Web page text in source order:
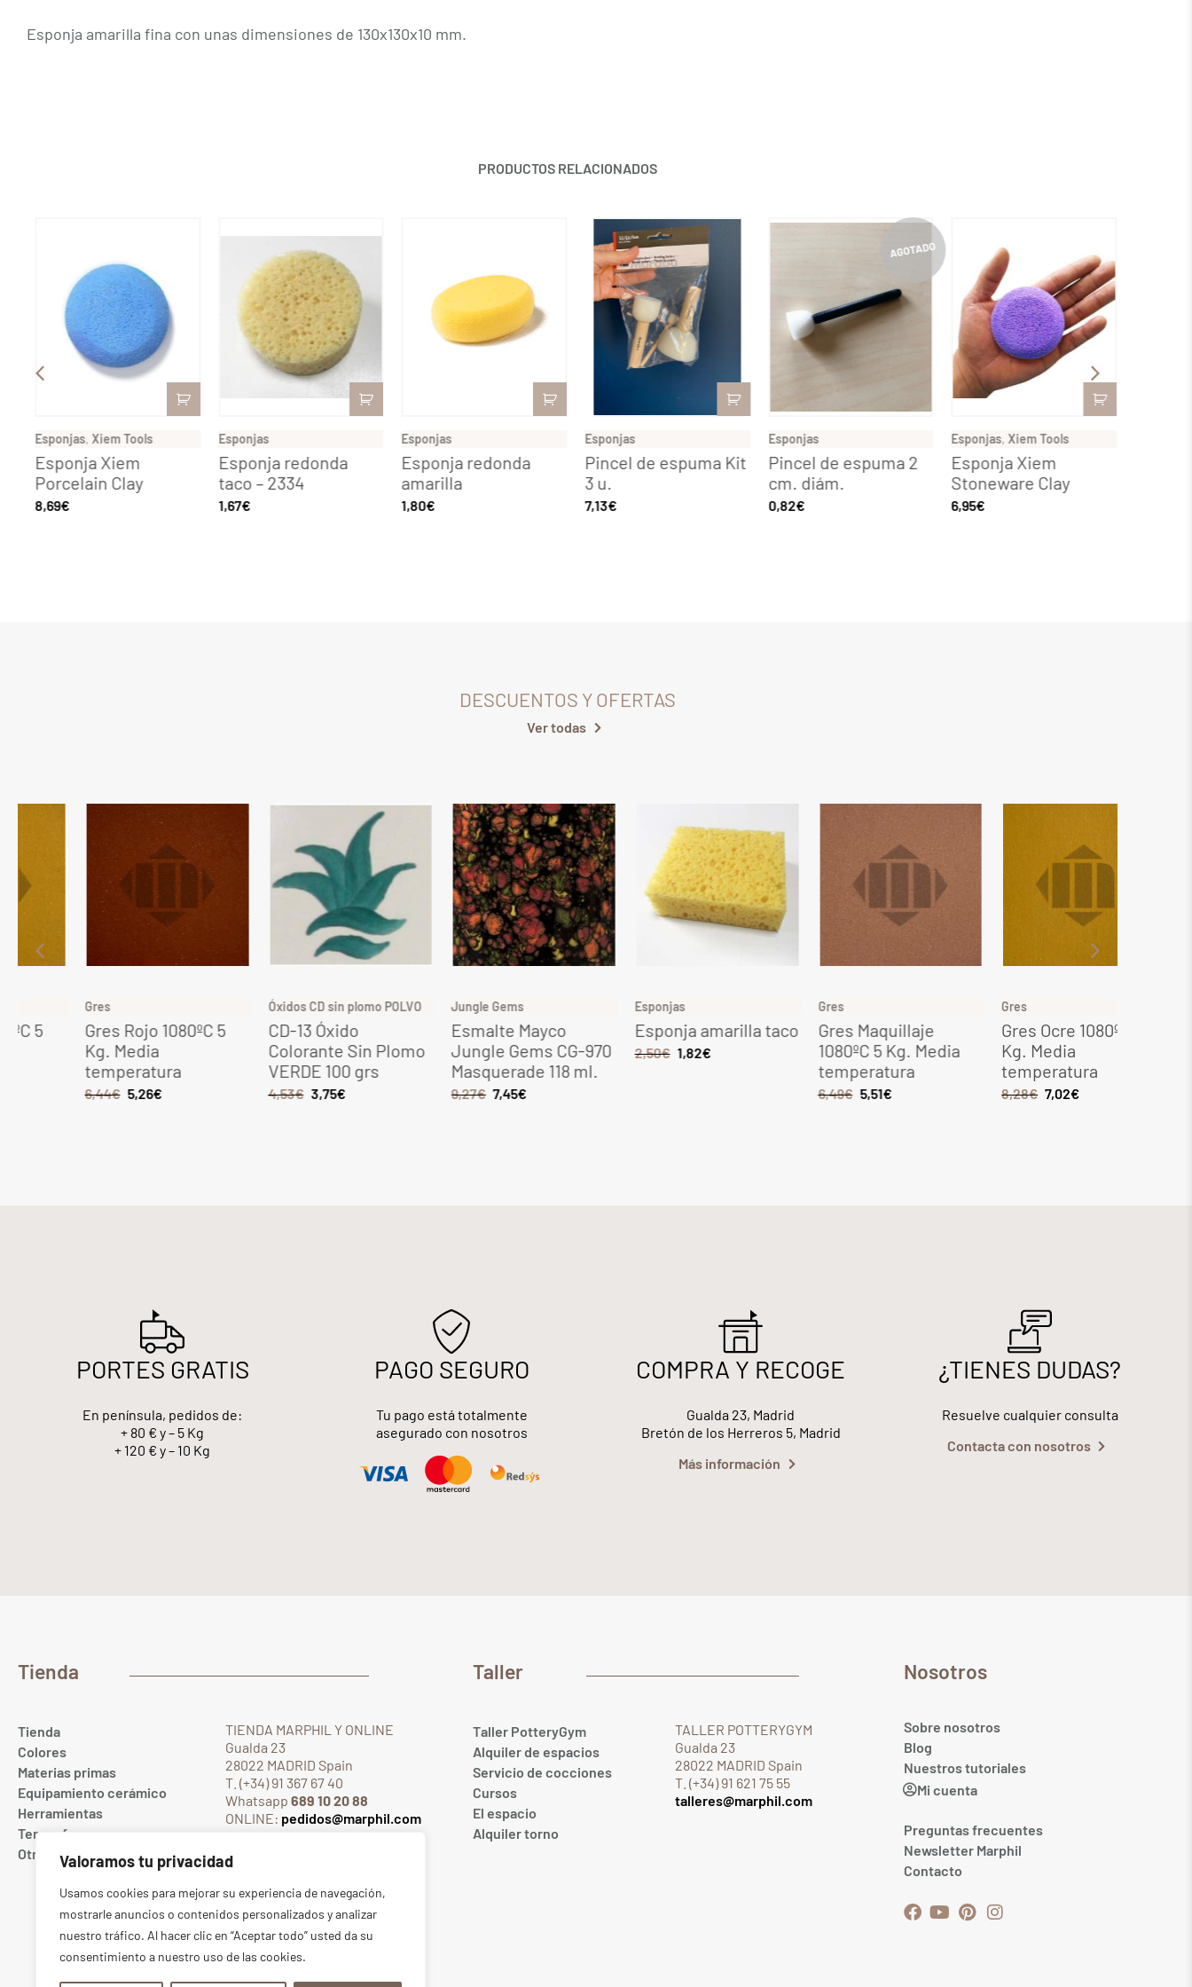
Valoramos tu privacidad
Usamos cookies para mejorar su experiencia de navegación,
mostrarle anuncios o contenidos personalizados y analizar
nuestro tráfico. Al hacer clic en “Aceptar todo” usted da su
consentimiento a nuestro uso de las cookies.
Esponja amarilla fina con unas dimensiones de 130x130x10 mm.
PRODUCTOS RELACIONADOS
Esponjas,Xiem Tools
Esponja Xiem
Porcelain Clay
8,69€
Esponjas
Esponja redonda
taco – 2334
1,67€
Esponjas
Esponja redonda
amarilla
1,80€
Esponjas
Pincel de espuma Kit
3 u.
7,13€
Esponjas
Pincel de espuma 2
cm. diám.
0,82€
Esponjas,Xiem Tools
Esponja Xiem
Stoneware Clay
6,95€
DESCUENTOS Y OFERTAS
Ver todas
Gres Rojo 1080ºC 5
Kg. Media
temperatura
5,26€
Óxidos CD sin plomo POLVO
CD-13 Óxido
Colorante Sin Plomo
VERDE 100 grs
3,75€
Jungle Gems
Esmalte Mayco
Jungle Gems CG-970
Masquerade 118 ml.
7,45€
Esponja amarilla taco
2,50€ 1,82€
Gres Maquillaje
1080ºC 5 Kg. Media
temperatura
5,51€
Gres Ocre 1080ºC 5
Kg. Media
temperatura
7,02€
PORTES GRATIS
En península, pedidos de:
+ 80 € y – 5 Kg
+ 120 € y – 10 Kg
PAGO SEGURO
Tu pago está totalmente
asegurado con nosotros
COMPRA Y RECOGE
Gualda 23, Madrid
Bretón de los Herreros 5, Madrid
Más información
¿TIENES DUDAS?
Resuelve cualquier consulta
Contacta con nosotros
Tienda
Tienda
Colores
Materias primas
Equipamiento cerámico
Herramientas
Tercer fuego
Otros
TIENDA MARPHIL Y ONLINE
Gualda 23
28022 MADRID Spain
T. (+34) 91 367 67 40
Whatsapp 689 10 20 88
ONLINE: pedidos@marphil.com
Bretón de los Herreros 5
28003 MADRID Spain
T. (+34) 91 368 25 14
Whatsapp608 42 85 03
Taller
Taller PotteryGym
Alquiler de espacios
Servicio de cocciones
Cursos
El espacio
Alquiler torno
TALLER POTTERYGYM
Gualda 23
28022 MADRID Spain
T. (+34) 91 621 75 55
talleres@marphil.com
Nosotros
Sobre nosotros
Blog
Nuestros tutoriales
Mi cuenta
Preguntas frecuentes
Newsletter Marphil
Contacto